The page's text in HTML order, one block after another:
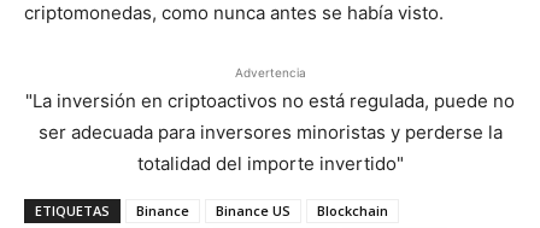
criptomonedas, como nunca antes se había visto.
Advertencia
"La inversión en criptoactivos no está regulada, puede no
ser adecuada para inversores minoristas y perderse la
totalidad del importe invertido"
ETIQUETAS Binance Binance US
Blockchain